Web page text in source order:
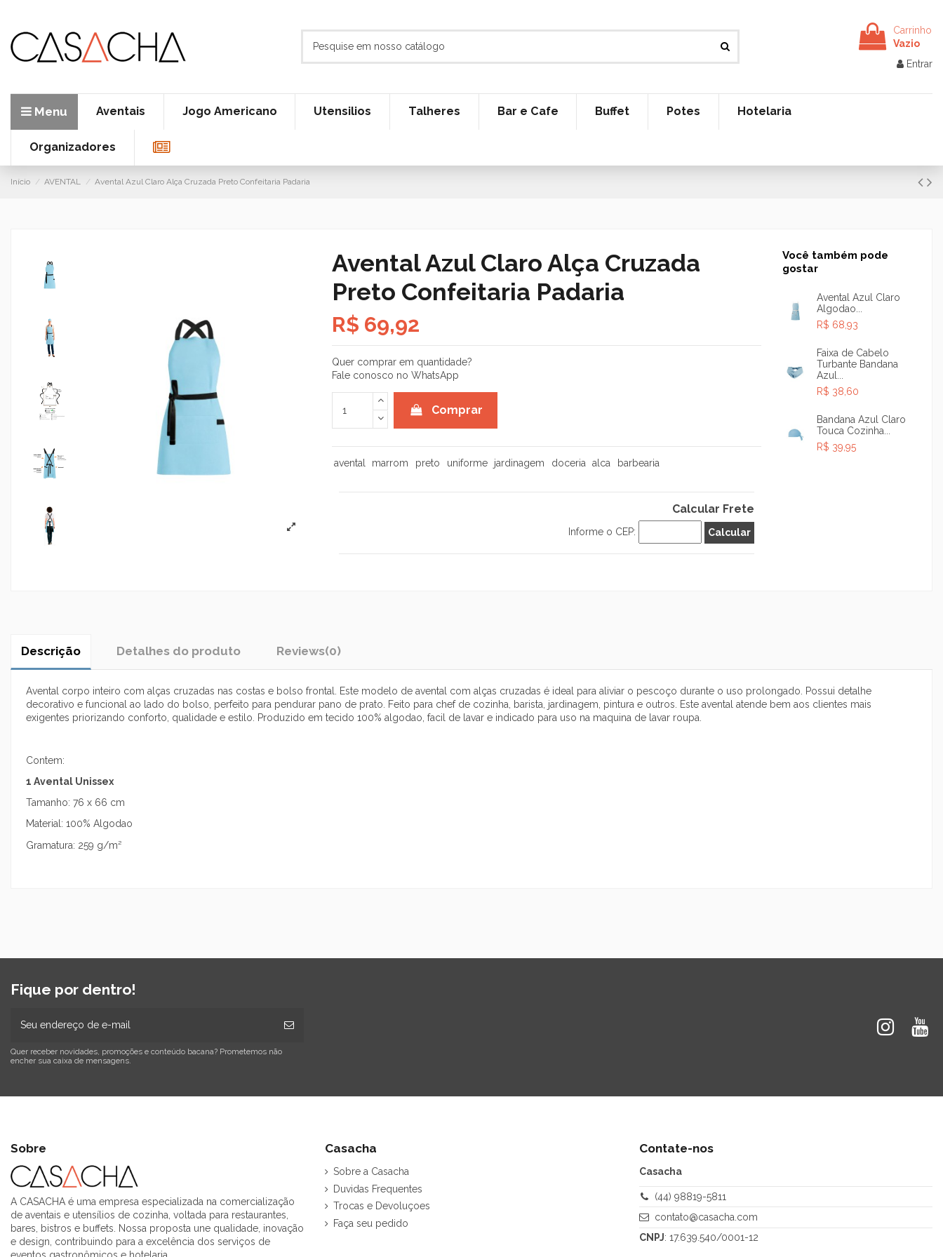
Carrinho
Vazio
Entrar
Menu Aventais Jogo Americano Utensilios Talheres Bar e Cafe Buffet Potes Hotelaria
Organizadores
Início AVENTAL Avental Azul Claro Alça Cruzada Preto Confeitaria Padaria
Avental Azul Claro Alça Cruzada
Preto Confeitaria Padaria
R$ 69,92
Quer comprar em quantidade?
Fale conosco no WhatsApp
Comprar
avental marrom preto uniforme jardinagem doceria alca barbearia
Calcular Frete
Informe o CEP:
Você também pode
gostar
Avental Azul Claro
Algodao...
R$ 68,93
Faixa de Cabelo
Turbante Bandana
Azul...
R$ 38,60
Bandana Azul Claro
Touca Cozinha...
R$ 39,95
Descrição Detalhes do produto Reviews(0)
Avental corpo inteiro com alças cruzadas nas costas e bolso frontal. Este modelo de avental com alças cruzadas é ideal para aliviar o pescoço durante o uso prolongado. Possui detalhe
decorativo e funcional ao lado do bolso, perfeito para pendurar pano de prato. Feito para chef de cozinha, barista, jardinagem, pintura e outros. Este avental atende bem aos clientes mais
exigentes priorizando conforto, qualidade e estilo. Produzido em tecido 100% algodao, facil de lavar e indicado para uso na maquina de lavar roupa.
Contem:
1 Avental Unissex
Tamanho: 76 x 66 cm
Material: 100% Algodao
Gramatura: 259 g/m²
Fique por dentro!
Quer receber novidades, promoções e conteúdo bacana? Prometemos não
encher sua caixa de mensagens.
Sobre
A CASACHA é uma empresa especializada na comercialização
de aventais e utensílios de cozinha, voltada para restaurantes,
bares, bistros e buffets. Nossa proposta une qualidade, inovação
e design, contribuindo para a excelência dos serviços de
Casacha
Sobre a Casacha
Duvidas Frequentes
Trocas e Devoluçoes
Faça seu pedido
Contate-nos
Casacha
(44) 98819-5811
contato@casacha.com
CNPJ: 17.639.540/0001-12